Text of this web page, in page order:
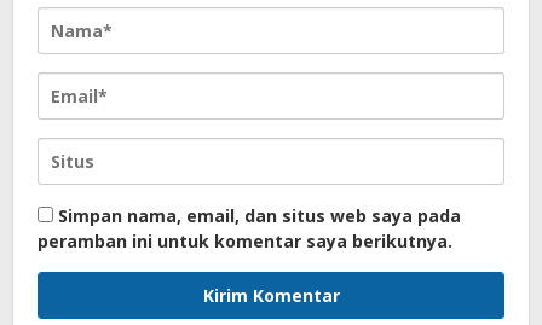
Simpan nama, email, dan situs web saya pada
peramban ini untuk komentar saya berikutnya.